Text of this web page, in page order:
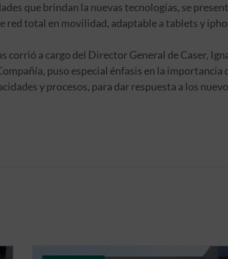
que brindan la nuevas tecnologías, se
red total en movilidad, adaptable a tablets y
corrió a cargo del Director General de Caser,
puso especial énfasis en la importancia
y procesos, para dar respuesta a los